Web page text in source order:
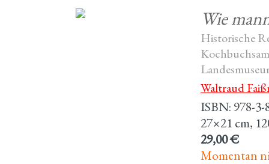
Wie
Historische
Waltraud
ISBN: 978-3-
27×21 cm,
29,00 €
Momentan